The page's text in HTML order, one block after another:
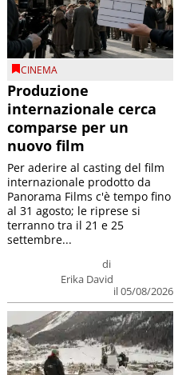
CINEMA
Produzione
internazionale cerca
comparse per un
nuovo film
di
Erika David
il 05/08/2026
Per aderire al casting del film
internazionale prodotto da
Panorama Films c'è tempo fino
al 31 agosto; le riprese si
terranno tra il 21 e 25
settembre...